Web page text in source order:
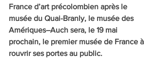
France d’art précolombien après le
musée du Quai-Branly, le musée des
Amériques–Auch sera, le 19 mai
prochain, le premier musée de France à
rouvrir ses portes au public.